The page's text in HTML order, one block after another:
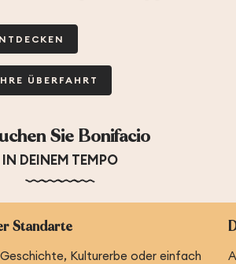
ÜBERFAHRT
Sie Bonifacio
IN DEINEM TEMPO
Standarte
Kulturerbe oder einfach